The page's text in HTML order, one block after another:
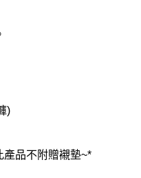
)
產品不附贈襯墊~*